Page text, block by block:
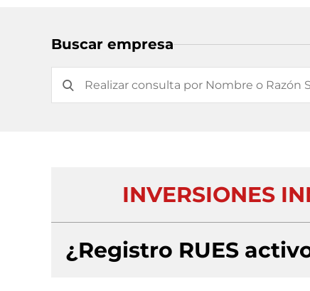
Buscar empresa
INVERSIONES
¿Registro RUES